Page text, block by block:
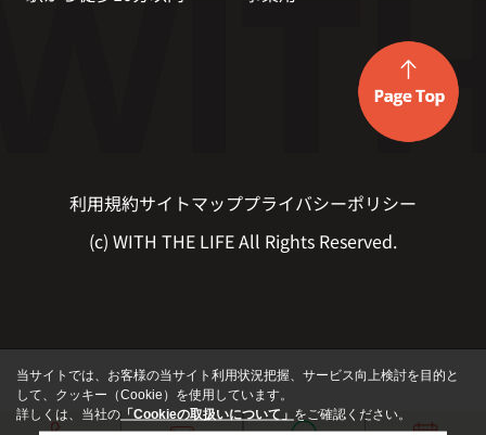
利用規約サイトマッププライバシーポリシー
(c) WITH THE LIFE All Rights Reserved.
当サイトでは、お客様の当サイト利用状況把握、サービス向上検討を目的と
して、クッキー（Cookie）を使用しています。
詳しくは、当社の 「Cookieの取扱いについて」 をご確認ください。